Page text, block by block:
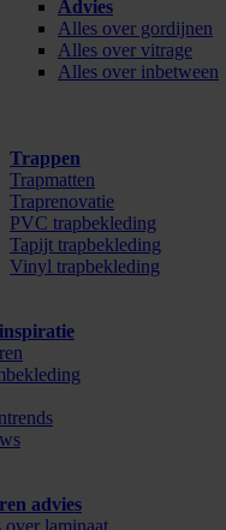
Advies
Alles over gordijnen
Alles over vitrage
Alles over inbetween
Trappen
Trapmatten
Traprenovatie
PVC trapbekleding
Tapijt trapbekleding
Vinyl trapbekleding
advies
over laminaat